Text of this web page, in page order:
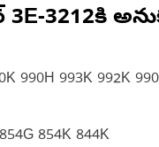
3E-3212కి
990H 993K 992K
854K 844K